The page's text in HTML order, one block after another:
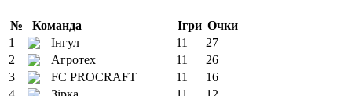
№ Команда Ігри Очки
1
Інгул 11
27
2
Агротех 11
26
3
FC PROCRAFT 11
16